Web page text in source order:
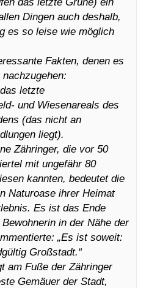
Dingen auch deshalb,
es so leise wie möglich
Fakten, denen es
letzte
und Wiesenareals des
(das nicht an
liegt).
Zähringer, die vor 50
mit ungefähr 80
kannten, bedeutet die
Naturoase ihrer Heimat
Es ist das Ende
in der Nähe der
„Es ist soweit:
Großstadt.“
am Fuße der Zähringer
Gemäuer der Stadt,